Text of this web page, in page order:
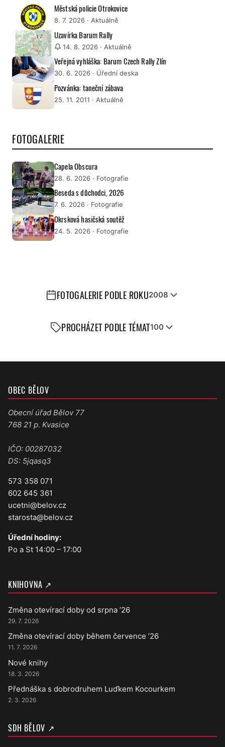
Městská policie Otrokovice
8. 7. 2026 · Aktuálně
Uzavírka Barum Rally
14. 8. 2026 · Aktuálně
Veřejná vyhláška: Barum Czech Rally Zlín
30. 6. 2026 · Úřední deska
Pozvánka: taneční zábava
25. 11. 2011 · Aktuálně
FOTOGALERIE
Capela Obscura
28. 6. 2026 · Fotografie
Beseda s důchodci, 2026
7. 6. 2026 · Fotografie
Okrsková hasičská soutěž
24. 5. 2026 · Fotografie
FOTOGALERIE PODLE ROKU2008
PROCHÁZET PODLE TÉMAT100
OBEC BĚLOV
Obecní úřad Bělov 77
768 21 p. Kvasice
IČO: 00287032
DS: 5jqasq3
573 358 071
602 645 361
ucetni@belov.cz
starosta@belov.cz
Úřední hodiny:
Po a St 14:00 – 17:00
KNIHOVNA ↗
Změna otevírací doby od srpna ’26
29. 7. 2026
Změna otevírací doby během července ’26
11. 7. 2026
Nové knihy
18. 3. 2026
Přednáška s dobrodruhem Luďkem Kocourkem
2. 3. 2026
SDH BĚLOV ↗